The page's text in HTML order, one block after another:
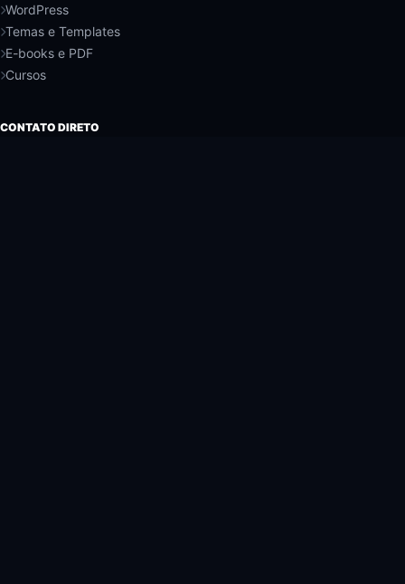
WordPress
Temas e Templates
E-books e PDF
Cursos
CONTATO DIRETO